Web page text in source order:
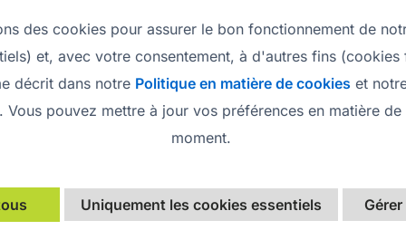
C
PMS Black
CMYK 60C. 20M. 60Y.
RGB 0 0 0
HEX 000000
des cookies pour assurer le bon fonctionnement de
et, avec votre consentement, à d'autres fins (cookies
décrit dans notre Politique en matière de cookies et
Vous pouvez mettre à jour vos préférences en matière
moment.
Uniquement les cookies essentiels